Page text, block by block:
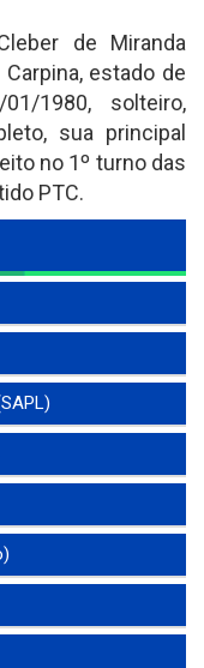
de Miranda
estado de
1980, solteiro,
sua principal
no 1º turno das
PTC.